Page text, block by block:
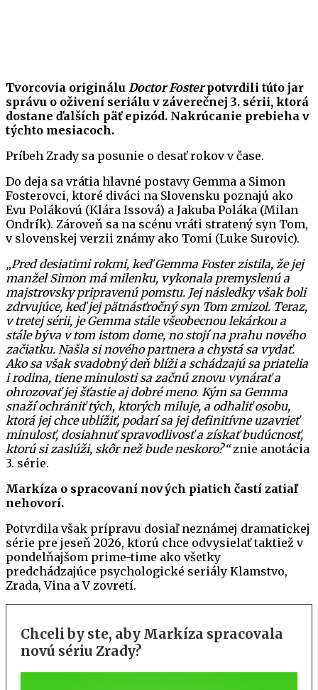
Tvorcovia originálu Doctor Fosterpotvrdili túto jar
správu o oživení seriálu v záverečnej 3. sérii, ktorá
dostane ďalších päť epizód. Nakrúcanie prebieha v
týchto mesiacoch.
Príbeh Zrady sa posunie o desať rokov v čase.
Do deja sa vrátia hlavné postavy Gemma a Simon
Fosterovci, ktoré diváci na Slovensku poznajú ako
Evu Polákovú (Klára Issová) a Jakuba Poláka (Milan
Ondrík). Zároveň sa na scénu vráti stratený syn Tom,
v slovenskej verzii známy ako Tomi (Luke Surovic).
„Pred desiatimi rokmi, keď Gemma Foster zistila, že jej
manžel Simon má milenku, vykonala premyslenú a
majstrovsky pripravenú pomstu. Jej následky však boli
zdrvujúce, keď jej pätnásťročný syn Tom zmizol. Teraz,
v tretej sérii, je Gemma stále všeobecnou lekárkou a
stále býva v tom istom dome, no stojí na prahu nového
začiatku. Našla si nového partnera a chystá sa vydať.
Ako sa však svadobný deň blíži a schádzajú sa priatelia
i rodina, tiene minulosti sa začnú znovu vynárať a
ohrozovať jej šťastie aj dobré meno. Kým sa Gemma
snaží ochrániť tých, ktorých miluje, a odhaliť osobu,
ktorá jej chce ublížiť, podarí sa jej definitívne uzavrieť
minulosť, dosiahnuť spravodlivosť a získať budúcnosť,
ktorú si zaslúži, skôr než bude neskoro?“znie anotácia
3. série.
Markíza o spracovaní nových piatich častí zatiaľ
nehovorí.
Potvrdila však prípravu dosiaľ neznámej dramatickej
série pre jeseň 2026, ktorú chce odvysielať taktiež v
pondelňajšom prime-time ako všetky
predchádzajúce psychologické seriály Klamstvo,
Zrada, Vina a V zovretí.
Chceli by ste, aby Markíza spracovala
novú sériu Zrady?